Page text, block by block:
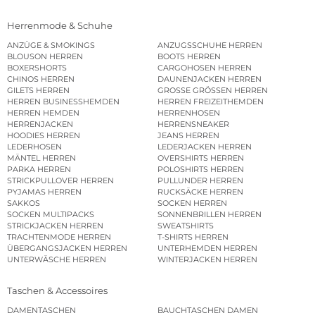
Herrenmode & Schuhe
ANZÜGE & SMOKINGS
ANZUGSSCHUHE HERREN
BLOUSON HERREN
BOOTS HERREN
BOXERSHORTS
CARGOHOSEN HERREN
CHINOS HERREN
DAUNENJACKEN HERREN
GILETS HERREN
GROSSE GRÖSSEN HERREN
HERREN BUSINESSHEMDEN
HERREN FREIZEITHEMDEN
HERREN HEMDEN
HERRENHOSEN
HERRENJACKEN
HERRENSNEAKER
HOODIES HERREN
JEANS HERREN
LEDERHOSEN
LEDERJACKEN HERREN
MÄNTEL HERREN
OVERSHIRTS HERREN
PARKA HERREN
POLOSHIRTS HERREN
STRICKPULLOVER HERREN
PULLUNDER HERREN
PYJAMAS HERREN
RUCKSÄCKE HERREN
SAKKOS
SOCKEN HERREN
SOCKEN MULTIPACKS
SONNENBRILLEN HERREN
STRICKJACKEN HERREN
SWEATSHIRTS
TRACHTENMODE HERREN
T-SHIRTS HERREN
ÜBERGANGSJACKEN HERREN
UNTERHEMDEN HERREN
UNTERWÄSCHE HERREN
WINTERJACKEN HERREN
Taschen & Accessoires
DAMENTASCHEN
BAUCHTASCHEN DAMEN